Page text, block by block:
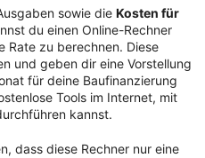
sowie die Kosten für
du einen Online-Rechner
Rate zu berechnen. Diese
und geben dir eine Vorstellung
für deine Baufinanzierung
Tools im Internet, mit
kannst.
dass diese Rechner nur eine